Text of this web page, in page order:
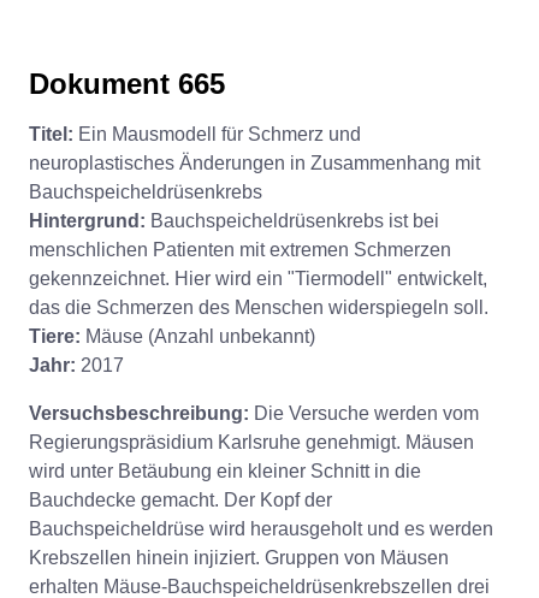
Dokument 665
Titel: Ein Mausmodell für Schmerz und
neuroplastisches Änderungen in Zusammenhang mit
Bauchspeicheldrüsenkrebs
Hintergrund: Bauchspeicheldrüsenkrebs ist bei
menschlichen Patienten mit extremen Schmerzen
gekennzeichnet. Hier wird ein "Tiermodell" entwickelt,
das die Schmerzen des Menschen widerspiegeln soll.
Tiere: Mäuse (Anzahl unbekannt)
Jahr: 2017
Versuchsbeschreibung: Die Versuche werden vom
Regierungspräsidium Karlsruhe genehmigt. Mäusen
wird unter Betäubung ein kleiner Schnitt in die
Bauchdecke gemacht. Der Kopf der
Bauchspeicheldrüse wird herausgeholt und es werden
Krebszellen hinein injiziert. Gruppen von Mäusen
erhalten Mäuse-Bauchspeicheldrüsenkrebszellen drei